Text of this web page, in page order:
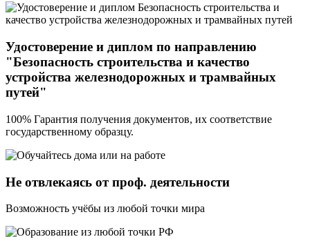
Удостоверение и диплом по направлению
"Безопасность строительства и качество
устройства железнодорожных и трамвайных
путей"
100% Гарантия получения документов, их соответствие
государственному образцу.
Не отвлекаясь от проф. деятельности
Возможность учёбы из любой точки мира